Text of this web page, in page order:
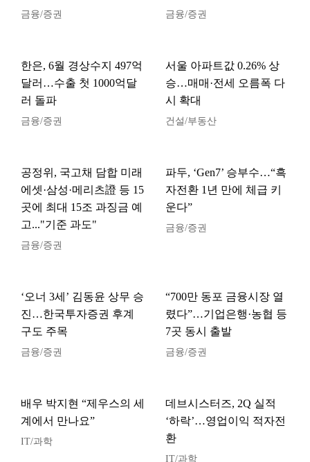
금융/증권 금융/증권
한은, 6월 경상수지 497억
달러…수출 첫 1000억달
러 돌파
금융/증권
서울 아파트값 0.26% 상
승…매매·전세 오름폭 다
시 확대
건설/부동산
공정위, 국고채 담합 미래
에셋·삼성·메리츠證 등 15
곳에 최대 15조 과징금 예
고..."기준 과도"
금융/증권
파두, ‘Gen7’ 승부수…“흑
자전환 1년 만에 체급 키
운다”
금융/증권
‘오너 3세’ 김동윤 상무 승
진…한국투자증권 후계
구도 주목
금융/증권
“700만 동포 금융시장 열
렸다”…기업은행·농협 등
7곳 동시 출발
금융/증권
배우 박지현 “제우스의 세
계에서 만나요”
IT/과학
데브시스터즈, 2Q 실적
‘하락’…영업이익 적자전
환
IT/과학